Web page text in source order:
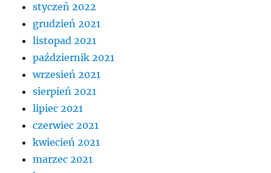
styczeń 2022
grudzień 2021
listopad 2021
październik 2021
wrzesień 2021
sierpień 2021
lipiec 2021
czerwiec 2021
kwiecień 2021
marzec 2021